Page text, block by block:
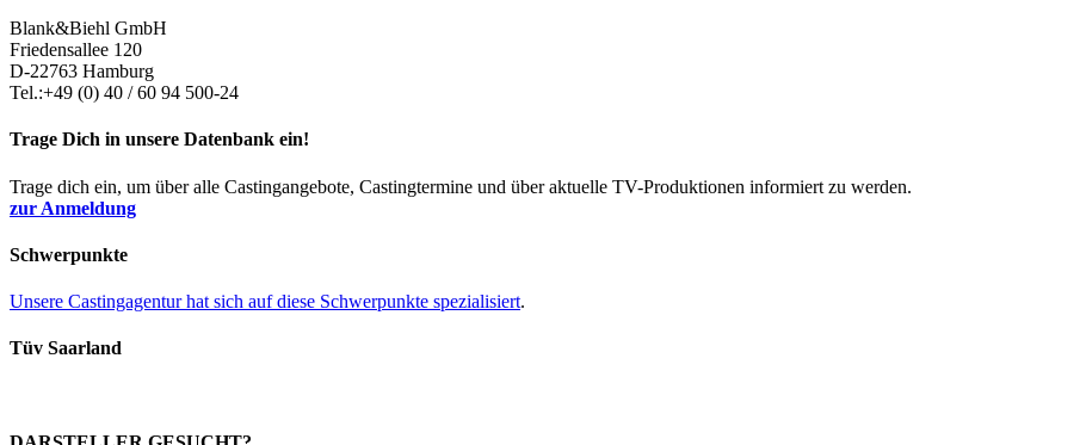
Blank&Biehl GmbH
Friedensallee 120
D-22763 Hamburg
Tel.:+49 (0) 40 / 60 94 500-24
Trage Dich in unsere Datenbank ein!
Trage dich ein, um über alle Castingangebote, Castingtermine und über aktuelle TV-Produktionen informiert zu werden.
zur Anmeldung
Schwerpunkte
Unsere Castingagentur hat sich auf diese Schwerpunkte spezialisiert.
Tüv Saarland